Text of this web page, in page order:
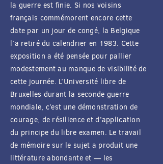
la guerre est finie. Si nos voisins
français commémorent encore cette
date par un jour de congé, la Belgique
l’a retiré du calendrier en 1983. Cette
exposition a été pensée pour pallier
modestement au manque de visibilité de
cette journée. L’Université libre de
Bruxelles durant la seconde guerre
mondiale, c’est une démonstration de
courage, de résilience et d’application
du principe du libre examen. Le travail
de mémoire sur le sujet a produit une
littérature abondante et — les